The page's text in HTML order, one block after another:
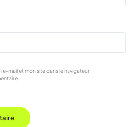
e-mail et mon site dans le navigateur